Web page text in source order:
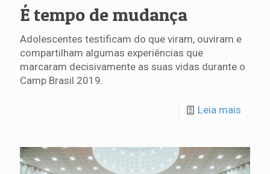
É tempo de mudança
Adolescentes testificam do que viram, ouviram e
compartilham algumas experiências que
marcaram decisivamente as suas vidas durante o
Camp Brasil 2019.
Leia mais